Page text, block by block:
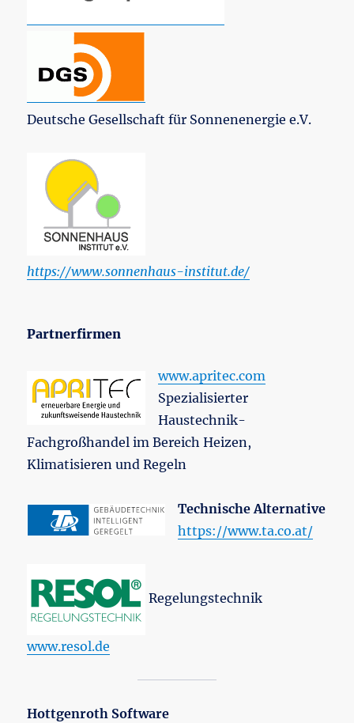
Deutsche Gesellschaft für Sonnenenergie e.V.
https://www.sonnenhaus-institut.de/
Partnerfirmen
www.apritec.com
Spezialisierter
Haustechnik-
Fachgroßhandel im Bereich Heizen,
Klimatisieren und Regeln
Technische Alternative
https://www.ta.co.at/
Regelungstechnik
www.resol.de
Hottgenroth Software